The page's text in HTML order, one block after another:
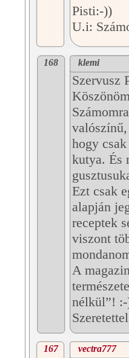
Pisti:-))
U.i:
168 klemi
Szervusz
hogy
kutya. És
Ezt csak
alapján
receptek
viszont
A
nélkül”!
167 vectra777